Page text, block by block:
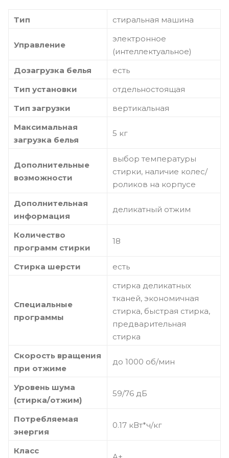
Тип стиральная машина
Управление
электронное
(интеллектуальное)
Дозагрузка белья
есть
Тип установки
отдельностоящая
Тип загрузки
вертикальная
Максимальная
загрузка белья
5 кг
Дополнительные
возможности
выбор температуры
стирки, наличие колес/
роликов на корпусе
Дополнительная
информация
деликатный отжим
Количество
программ стирки
18
Стирка шерсти есть
Специальные
программы
стирка деликатных
тканей, экономичная
стирка, быстрая стирка,
предварительная
стирка
Скорость вращения
при отжиме
до 1000 об/мин
Уровень шума
(стирка/отжим)
59/76 дБ
Потребляемая
энергия
0.17 кВт*ч/кг
Класс